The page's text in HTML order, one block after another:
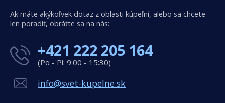
Ak máte akýkoľvek dotaz z oblasti kúpeľní, alebo sa chcete
len poradiť, obráťte sa na nás:
+421 222 205 164
(Po - Pi: 9:00 - 15:30)
info@svet-kupelne.sk